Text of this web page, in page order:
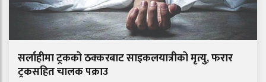
सर्लाहीमा ट्रकको ठक्करबाट साइकलयात्रीको मृत्यु, फरार
ट्रकसहित चालक पक्राउ